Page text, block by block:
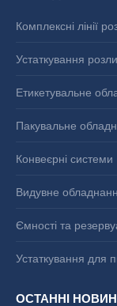
Комплексні лінії
Устаткування
Етикетувальне
Пакувальне
Конвеєрні системи
Видувне
Ємності та
Устаткування для
ОСТАННІ